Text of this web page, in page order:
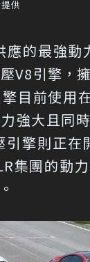
供
應的最強動
V8引擎，
目前使用
強大且同
引擎則正在
集團的動